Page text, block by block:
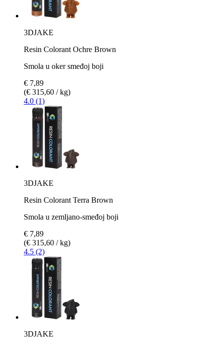
3DJAKE
Resin Colorant Ochre Brown
Smola u oker smeđoj boji
€ 7,89
(€ 315,60 / kg)
4.0 (1)
3DJAKE
Resin Colorant Terra Brown
Smola u zemljano-smeđoj boji
€ 7,89
(€ 315,60 / kg)
4.5 (2)
3DJAKE